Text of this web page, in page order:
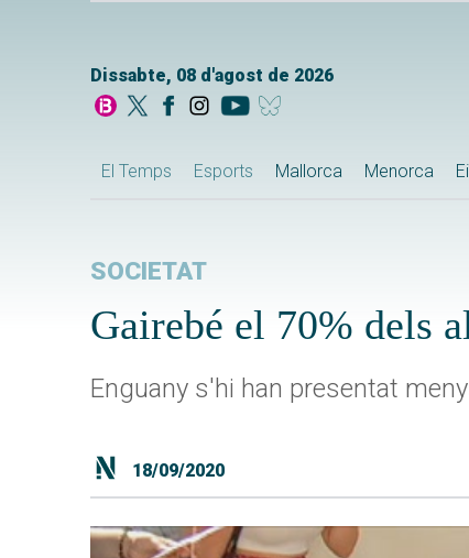
Dissabte, 08 d'agost de 2026
El Temps Esports Mallorca Menorca
SOCIETAT
Gairebé el 70% dels
Enguany s'hi han presentat
18/09/2020